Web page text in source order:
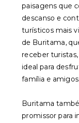
paisagens que
descanso e
turísticos mais
de Buritama,
receber
ideal para
família e amigos.
Buritama
promissor para